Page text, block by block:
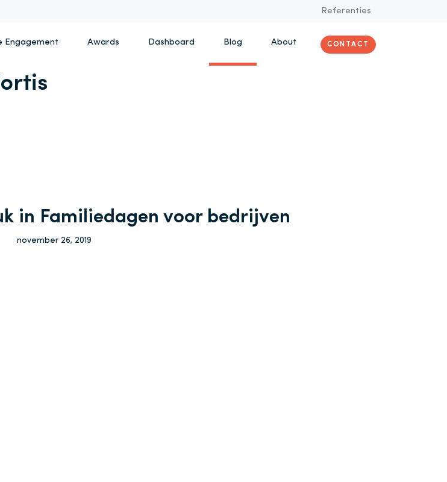
Referenties
Engagement Awards Dashboard Blog About CONTACT
in Familiedagen voor bedrijven
november 26, 2019